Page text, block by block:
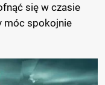
się w czasie
móc spokojnie